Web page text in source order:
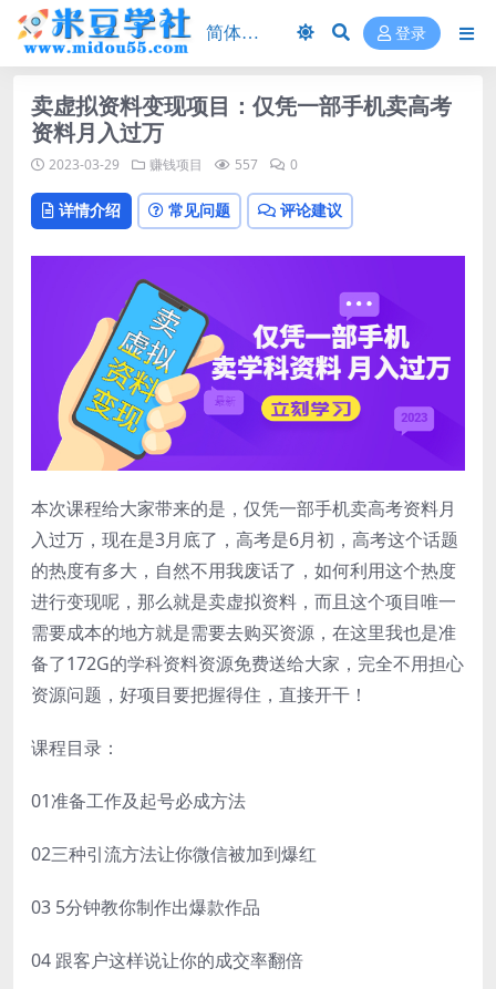
登录
卖虚拟资料变现项目：仅凭一部手机卖高考
资料月入过万
2023-03-29 赚钱项目 557 0
详情介绍 常见问题 评论建议
本次课程给大家带来的是，仅凭一部手机卖高考资料月
入过万，现在是3月底了，高考是6月初，高考这个话题
的热度有多大，自然不用我废话了，如何利用这个热度
进行变现呢，那么就是卖虚拟资料，而且这个项目唯一
需要成本的地方就是需要去购买资源，在这里我也是准
备了172G的学科资料资源免费送给大家，完全不用担心
资源问题，好项目要把握得住，直接开干！
课程目录：
01准备工作及起号必成方法
02三种引流方法让你微信被加到爆红
03 5分钟教你制作出爆款作品
04 跟客户这样说让你的成交率翻倍